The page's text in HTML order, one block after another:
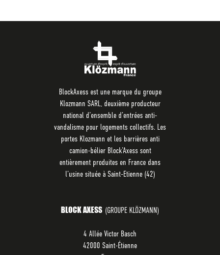
BlockAxess est une marque du groupe
Klozmann SARL, deuxième producteur
national d’ensemble d’entrées anti-
vandalisme pour logements collectifs. Les
portes Klozmann et les barrières anti
camion-bélier Block’Axess sont
entièrement produites en France dans
l’usine située à Saint-Etienne (42)
BLOCK AXESS (GROUPE KLÖZMANN)
4 Allée Victor Basch
42000 Saint-Étienne